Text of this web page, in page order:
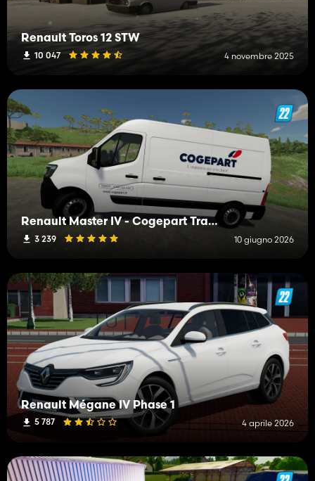
Renault Toros 12 STW
10 047 4 novembre 2025
Renault Master IV - Cogepart Transport
3 239 10 giugno 2026
Renault Mégane IV Phase 1
5 787 4 aprile 2026